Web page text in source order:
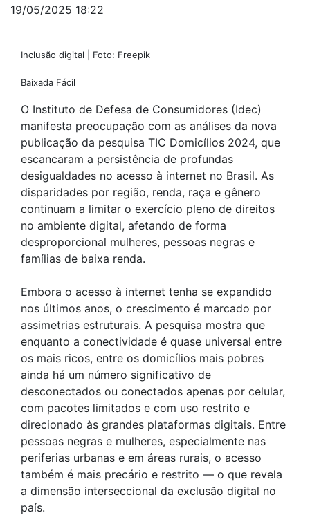
19/05/2025 18:22
Inclusão digital | Foto: Freepik
Baixada Fácil
O Instituto de Defesa de Consumidores (Idec)
manifesta preocupação com as análises da nova
publicação da pesquisa TIC Domicílios 2024, que
escancaram a persistência de profundas
desigualdades no acesso à internet no Brasil. As
disparidades por região, renda, raça e gênero
continuam a limitar o exercício pleno de direitos
no ambiente digital, afetando de forma
desproporcional mulheres, pessoas negras e
famílias de baixa renda.
Embora o acesso à internet tenha se expandido
nos últimos anos, o crescimento é marcado por
assimetrias estruturais. A pesquisa mostra que
enquanto a conectividade é quase universal entre
os mais ricos, entre os domicílios mais pobres
ainda há um número significativo de
desconectados ou conectados apenas por celular,
com pacotes limitados e com uso restrito e
direcionado às grandes plataformas digitais. Entre
pessoas negras e mulheres, especialmente nas
periferias urbanas e em áreas rurais, o acesso
também é mais precário e restrito — o que revela
a dimensão interseccional da exclusão digital no
país.